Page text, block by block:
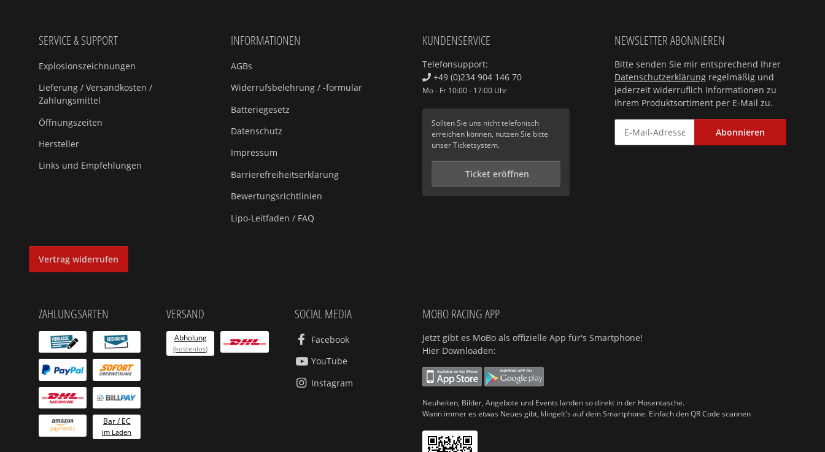
SERVICE & SUPPORT
Explosionszeichnungen
Lieferung / Versandkosten /
Zahlungsmittel
Öffnungszeiten
Hersteller
Links und Empfehlungen
INFORMATIONEN
AGBs
Widerrufsbelehrung / -formular
Batteriegesetz
Datenschutz
Impressum
Barrierefreiheitserklärung
Bewertungsrichtlinien
Lipo-Leitfaden / FAQ
KUNDENSERVICE
Telefonsupport:
+49 (0)234 904 146 70
Mo - Fr 10:00 - 17:00 Uhr
Sollten Sie uns nicht telefonisch
erreichen können, nutzen Sie bitte
unserTicketsystem.
Ticket eröffnen
NEWSLETTER ABONNIEREN
Bitte senden Sie mir entsprechend Ihrer
Datenschutzerklärungregelmäßig und
jederzeit widerruflich Informationen zu
Ihrem Produktsortiment per E-Mail zu.
Abonnieren
Vertrag widerrufen
ZAHLUNGSARTEN
Bar / EC
im Laden
VERSAND
Abholung
(kostenlos)
SOCIAL MEDIA
Facebook
YouTube
Instagram
MOBO RACING APP
Jetzt gibt es MoBo als offizielle App für's Smartphone!
Hier Downloaden:
Neuheiten, Bilder, Angebote und Events landen so direkt in der Hosentasche.
Wann immer es etwas Neues gibt, klingelt's auf dem Smartphone. Einfach den QR Code scannen